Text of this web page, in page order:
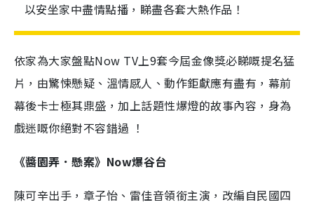
以安坐家中盡情點播，睇盡各套大熱作品！
依家為大家盤點Now TV上9套今屆金像獎必睇嘅提名猛
片，由驚悚懸疑、溫情感人、動作鉅獻應有盡有，幕前
幕後卡士極其鼎盛，加上話題性爆燈的故事內容，身為
戲迷嘅你絕對不容錯過 ！
《醬園弄．懸案》Now爆谷台
陳可辛出手，章子怡、雷佳音領銜主演，改編自民國四